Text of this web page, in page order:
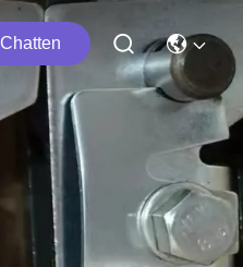
Chatten